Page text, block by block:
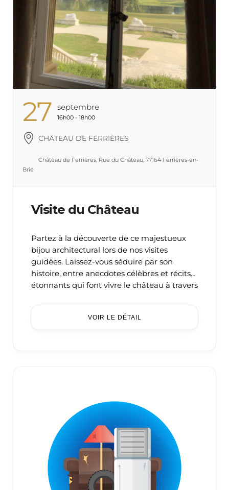
27 Septembre
16h00 - 18h00
CHÂTEAU DE FERRIÈRES
Château de Ferrières, Rue du Château, 77164 Ferrières-en-
Brie
Visite du Château
Partez à la découverte de ce majestueux
bijou architectural lors de nos visites
guidées. Laissez-vous séduire par son
histoire, entre anecdotes célèbres et récits
étonnants qui font vivre le château à travers
VOIR LE DÉTAIL